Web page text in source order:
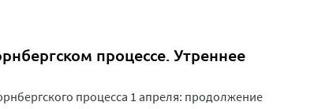
процессе. Утреннее
процесса 1 апреля: продолжение